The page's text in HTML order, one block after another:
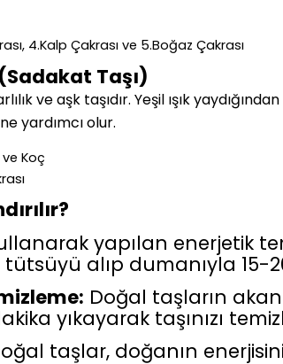
4.Kalp Çakrası ve 5.Boğaz Çakrası
(Sadakat Taşı)
ve aşk taşıdır. Yeşil ışık
yardımcı olur.
Koç
yapılan enerjetik
tütsüyü alıp dumanıyla 15-
Doğal taşların
yıkayarak taşınızı
taşlar, doğanın